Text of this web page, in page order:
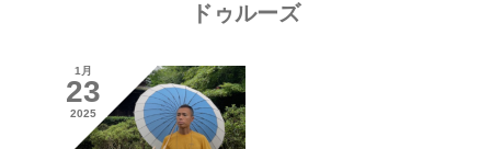
ドゥルーズ
1月
23
2025